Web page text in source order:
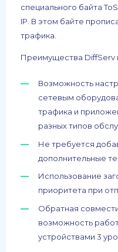
специального байта
IP. В этом байте
трафика.
Преимущества DiffServ
Возможность
сетевым
трафика и
разных типов
Не требуется
дополнительные
Использование
приоритета при
Обратная
возможность
устройствами 3